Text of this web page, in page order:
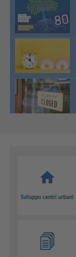
Sviluppo centri urbani